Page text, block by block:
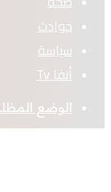
حوادث
سياسة
أنفا Tv
الوضع